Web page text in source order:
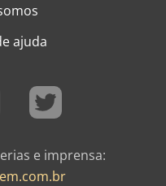
ajuda
e imprensa: